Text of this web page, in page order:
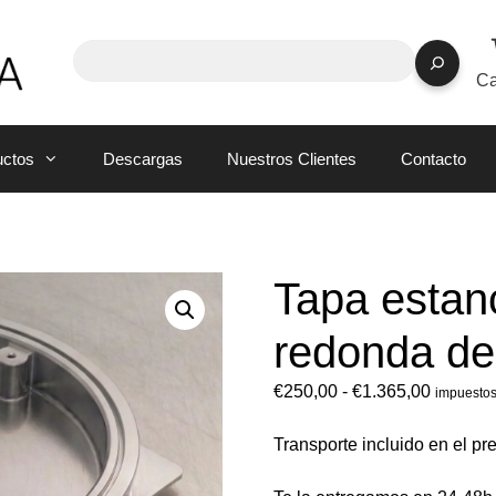
Descargas Nuestros Clientes Contacto
Tapa
redonda
€250,00 - €1.365,00
Transporte incluido en el